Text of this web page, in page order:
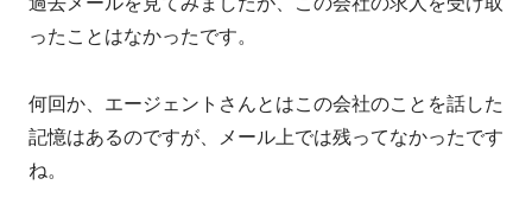
ったことはなかったです。
何回か、エージェントさんとはこの会社のことを話した
記憶はあるのですが、メール上では残ってなかったです
ね。